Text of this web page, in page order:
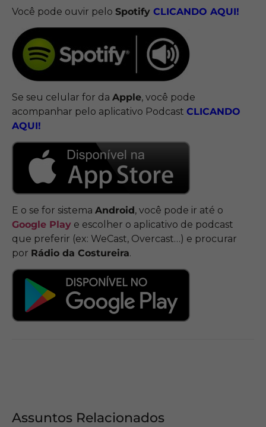
Você pode ouvir pelo Spotify CLICANDO AQUI!
Se seu celular for da Apple, você pode
acompanhar pelo aplicativo Podcast CLICANDO
AQUI!
E o se for sistema Android, você pode ir até o
Google Play e escolher o aplicativo de podcast
que preferir (ex: WeCast, Overcast…) e procurar
por Rádio da Costureira.
Assuntos Relacionados